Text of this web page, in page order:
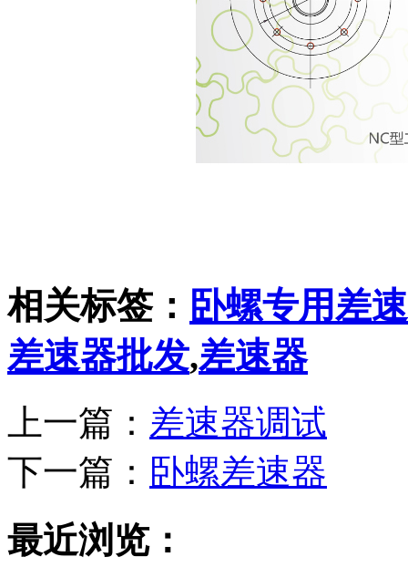
相关标签： 卧螺专用差
差速器批发,差速器
上一篇： 差速器调试
下一篇： 卧螺差速器
最近浏览：